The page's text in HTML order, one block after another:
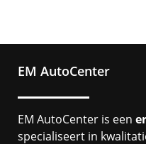
EM AutoCenter
EM AutoCenter is een
specialiseert in